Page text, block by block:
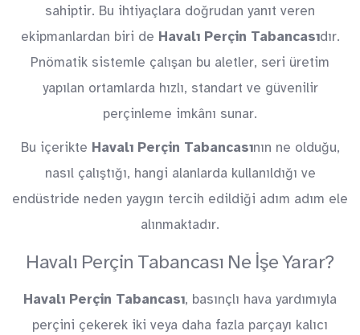
sahiptir. Bu ihtiyaçlara doğrudan yanıt veren
ekipmanlardan biri de Havalı Perçin Tabancasıdır.
Pnömatik sistemle çalışan bu aletler, seri üretim
yapılan ortamlarda hızlı, standart ve güvenilir
perçinleme imkânı sunar.
Bu içerikte Havalı Perçin Tabancasının ne olduğu,
nasıl çalıştığı, hangi alanlarda kullanıldığı ve
endüstride neden yaygın tercih edildiği adım adım ele
alınmaktadır.
Havalı Perçin Tabancası Ne İşe Yarar?
Havalı Perçin Tabancası, basınçlı hava yardımıyla
perçini çekerek iki veya daha fazla parçayı kalıcı